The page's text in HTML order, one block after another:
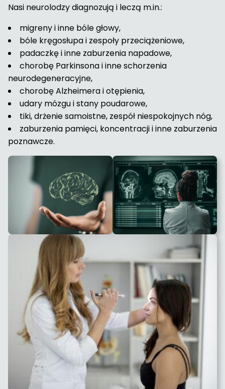
Nasi neurolodzy diagnozują i leczą m.in.:
migreny i inne bóle głowy,
bóle kręgosłupa i zespoły przeciążeniowe,
padaczkę i inne zaburzenia napadowe,
chorobę Parkinsona i inne schorzenia
neurodegeneracyjne,
chorobę Alzheimera i otępienia,
udary mózgu i stany poudarowe,
tiki, drżenie samoistne, zespół niespokojnych nóg,
zaburzenia pamięci, koncentracji i inne zaburzenia
poznawcze.